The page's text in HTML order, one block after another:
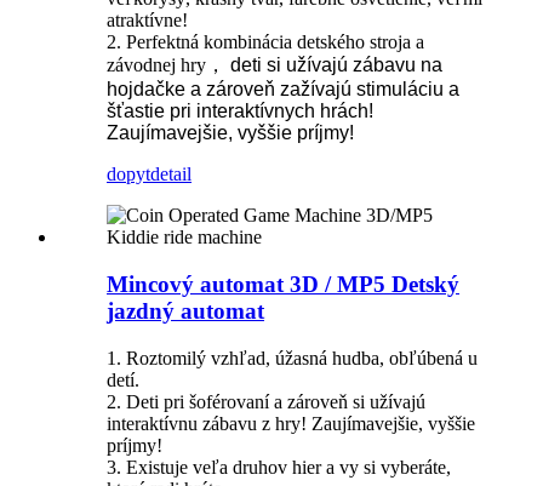
atraktívne!
2. Perfektná kombinácia detského stroja a
závodnej hry ， deti si užívajú zábavu na
hojdačke a zároveň zažívajú stimuláciu a
šťastie pri interaktívnych hrách!
Zaujímavejšie, vyššie príjmy!
dopytdetail
Mincový automat 3D / MP5 Detský
jazdný automat
1. Roztomilý vzhľad, úžasná hudba, obľúbená u
detí.
2. Deti pri šoférovaní a zároveň si užívajú
interaktívnu zábavu z hry! Zaujímavejšie, vyššie
príjmy!
3. Existuje veľa druhov hier a vy si vyberáte,